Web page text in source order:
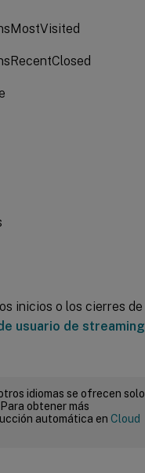
inicios o los cierres de
usuario de streaming
idiomas se ofrecen solo
obtener más
automática en Cloud